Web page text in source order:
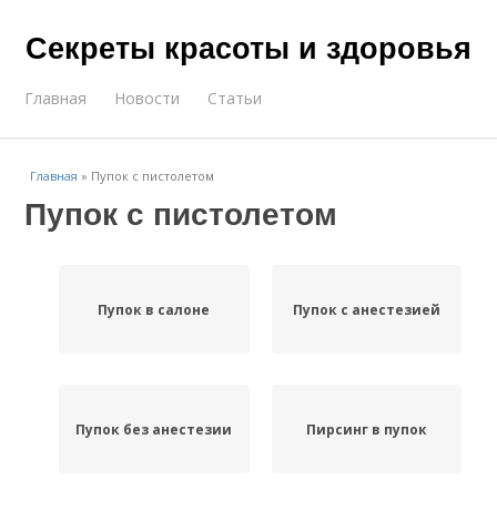
Секреты красоты и здоровья
Главная Новости Статьи
Главная » Пупок с пистолетом
Пупок с пистолетом
Пупок в салоне Пупок с анестезией
Пупок без анестезии Пирсинг в пупок